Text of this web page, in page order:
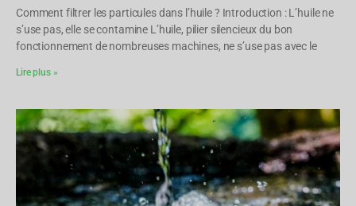
Comment filtrer les particules dans l’huile ? Introduction : L’huile ne
s’use pas, elle se contamine L’huile, pilier silencieux du bon
fonctionnement de nombreuses machines, ne s’use pas avec le
Lire plus »